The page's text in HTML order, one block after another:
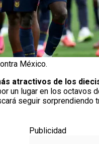
México.
atractivos de los
un lugar en los octavos
seguir sorprendiendo
Publicidad